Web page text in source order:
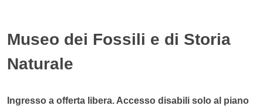
Museo dei Fossili e di Storia
Naturale
Ingresso a offerta libera. Accesso disabili solo al piano